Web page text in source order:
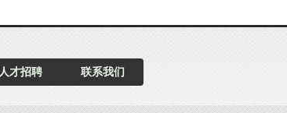
人才招聘 联系我们